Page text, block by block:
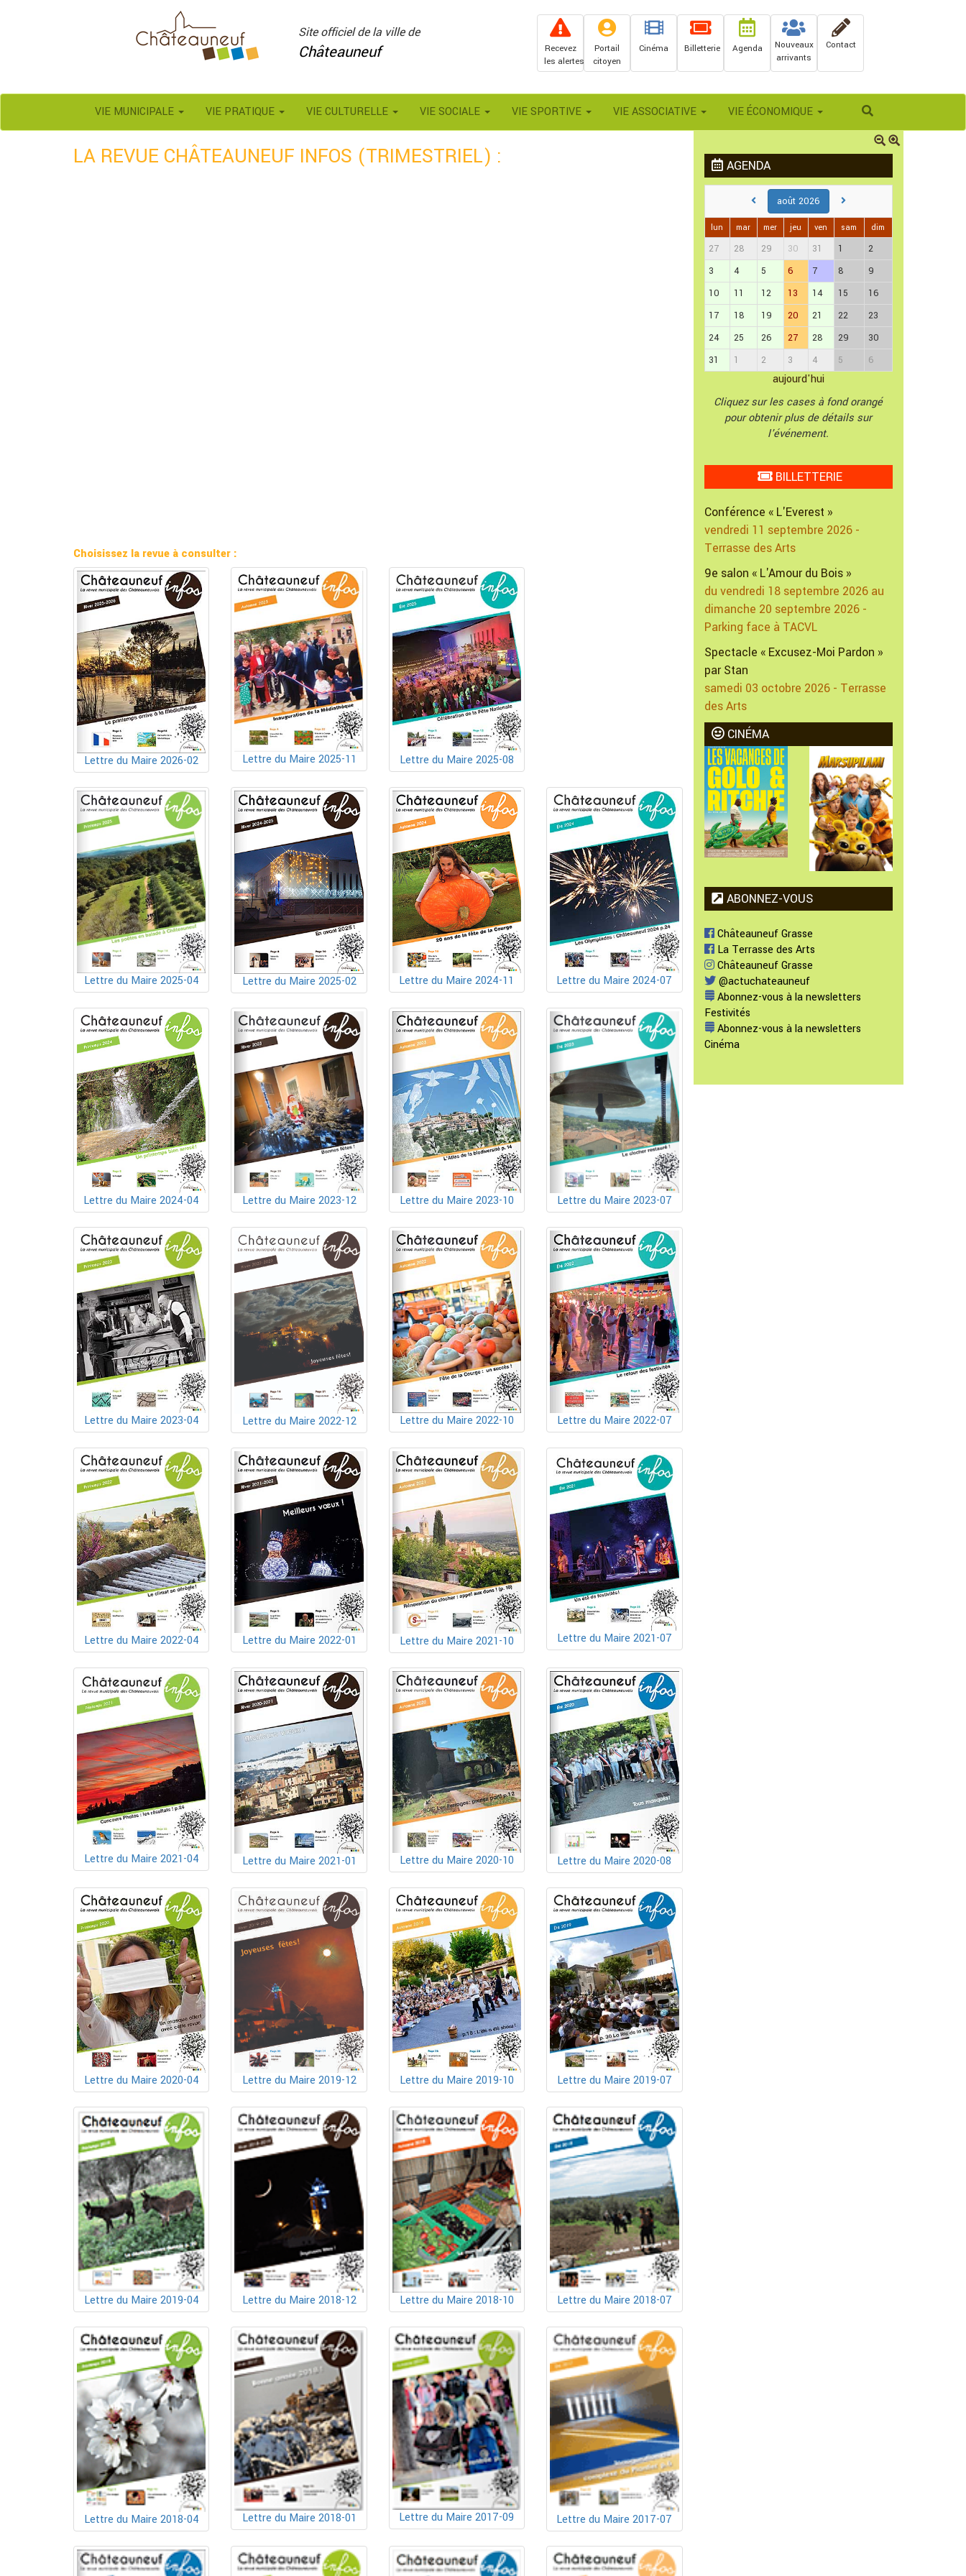
Site officiel de la ville de
Châteauneuf Contact
Nouveaux
arrivants
Agenda
Billetterie
Cinéma
Portail
citoyen
Recevez
les alertes
Rechercher
VIE MUNICIPALE VIE PRATIQUE VIE CULTURELLE VIE SOCIALE VIE SPORTIVE VIE ASSOCIATIVE VIE ÉCONOMIQUE
LA REVUE CHÂTEAUNEUF INFOS (TRIMESTRIEL) :
Choisissez la revue à consulter :
Lettre du Maire 2026-02 Lettre du Maire 2025-11 Lettre du Maire 2025-08
Lettre du Maire 2025-04 Lettre du Maire 2025-02 Lettre du Maire 2024-11 Lettre du Maire 2024-07
Lettre du Maire 2024-04 Lettre du Maire 2023-12 Lettre du Maire 2023-10 Lettre du Maire 2023-07
Lettre du Maire 2023-04 Lettre du Maire 2022-12 Lettre du Maire 2022-10 Lettre du Maire 2022-07
Lettre du Maire 2022-04 Lettre du Maire 2022-01 Lettre du Maire 2021-10 Lettre du Maire 2021-07
Lettre du Maire 2021-04 Lettre du Maire 2021-01 Lettre du Maire 2020-10 Lettre du Maire 2020-08
Lettre du Maire 2020-04 Lettre du Maire 2019-12 Lettre du Maire 2019-10 Lettre du Maire 2019-07
Lettre du Maire 2019-04 Lettre du Maire 2018-12 Lettre du Maire 2018-10 Lettre du Maire 2018-07
Lettre du Maire 2018-04 Lettre du Maire 2018-01 Lettre du Maire 2017-09 Lettre du Maire 2017-07
AGENDA
août 2026
lun mar mer jeu ven sam dim
27 28 29 30 31 1
2
3
4 5 6 7 8
9
10
11 12 13 14 15
16
17
18 19 20 21 22
23
24
25 26 27 28 29
30
31
1 2 3 4 5 6
aujourd'hui
Cliquez sur les cases à fond orangé
pour obtenir plus de détails sur
l'événement.
BILLETTERIE
Conférence « L'Everest »
vendredi 11 septembre 2026 -
Terrasse des Arts
9e salon « L'Amour du Bois »
du vendredi 18 septembre 2026 au
dimanche 20 septembre 2026 -
Parking face à TACVL
Spectacle « Excusez-Moi Pardon »
par Stan
samedi 03 octobre 2026 - Terrasse
des Arts
CINÉMA
ABONNEZ-VOUS
Châteauneuf Grasse
La Terrasse des Arts
Châteauneuf Grasse
@actuchateauneuf
Abonnez-vous à la newsletters
Festivités
Abonnez-vous à la newsletters
Cinéma